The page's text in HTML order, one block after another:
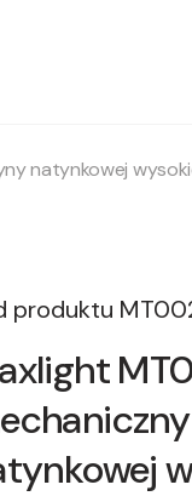
natynkowej
produktu